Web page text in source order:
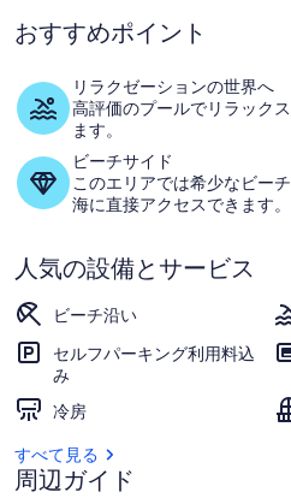
チ
ラ
ブ
の
写
真
ギ
ャ
ラ
リ
ー
す
おすすめポイント
リラクゼーションの世界へ
高評価のプールでリラック
ます。
ビーチサイド
このエリアでは希少なビー
海に直接アクセスできます。
人気の設備とサービス
ビーチ沿い
セルフパーキング利用料込
み
冷房
すべて見る
周辺ガイド